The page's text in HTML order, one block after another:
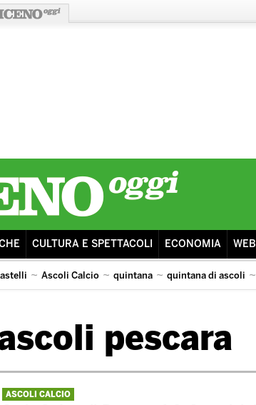
CULTURA E SPETTACOLI ECONOMIA
Ascoli Calcio quintana quintana di ascoli
pescara
ASCOLI CALCIO